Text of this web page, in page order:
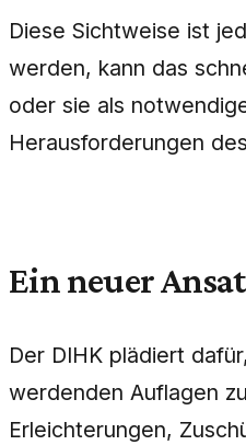
Diese Sichtweise ist
werden, kann das
oder sie als
Herausforderungen
Ein neuer
Der DIHK plädiert
werdenden Auflagen
Erleichterungen,